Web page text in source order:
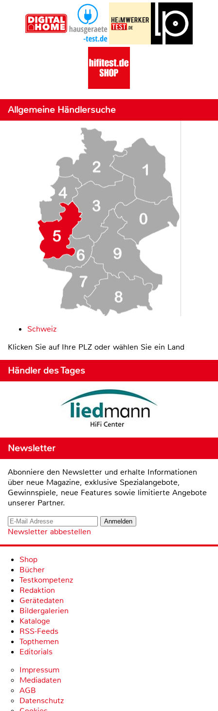
Allgemeine Händlersuche
Schweiz
Klicken Sie auf Ihre PLZ oder wählen Sie ein Land
Händler des Tages
Newsletter
Abonniere den Newsletter und erhalte Informationen
über neue Magazine, exklusive Spezialangebote,
Gewinnspiele, neue Features sowie limitierte Angebote
unserer Partner.
Newsletter abbestellen
Shop
Bücher
Testkompetenz
Redaktion
Gerätedaten
Bildergalerien
Kataloge
RSS-Feeds
Topthemen
Editorials
Impressum
Mediadaten
AGB
Datenschutz